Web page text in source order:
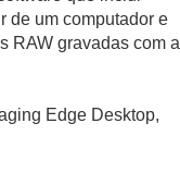
de um computador e
RAW gravadas com a
Edge Desktop,